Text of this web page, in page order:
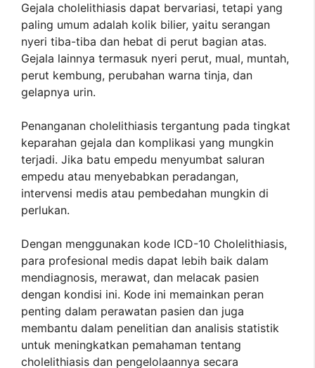
Gejala cholelithiasis dapat bervariasi, tetapi yang
paling umum adalah kolik bilier, yaitu serangan
nyeri tiba-tiba dan hebat di perut bagian atas.
Gejala lainnya termasuk nyeri perut, mual, muntah,
perut kembung, perubahan warna tinja, dan
gelapnya urin.
Penanganan cholelithiasis tergantung pada tingkat
keparahan gejala dan komplikasi yang mungkin
terjadi. Jika batu empedu menyumbat saluran
empedu atau menyebabkan peradangan,
intervensi medis atau pembedahan mungkin di
perlukan.
Dengan menggunakan kode ICD-10 Cholelithiasis,
para profesional medis dapat lebih baik dalam
mendiagnosis, merawat, dan melacak pasien
dengan kondisi ini. Kode ini memainkan peran
penting dalam perawatan pasien dan juga
membantu dalam penelitian dan analisis statistik
untuk meningkatkan pemahaman tentang
cholelithiasis dan pengelolaannya secara